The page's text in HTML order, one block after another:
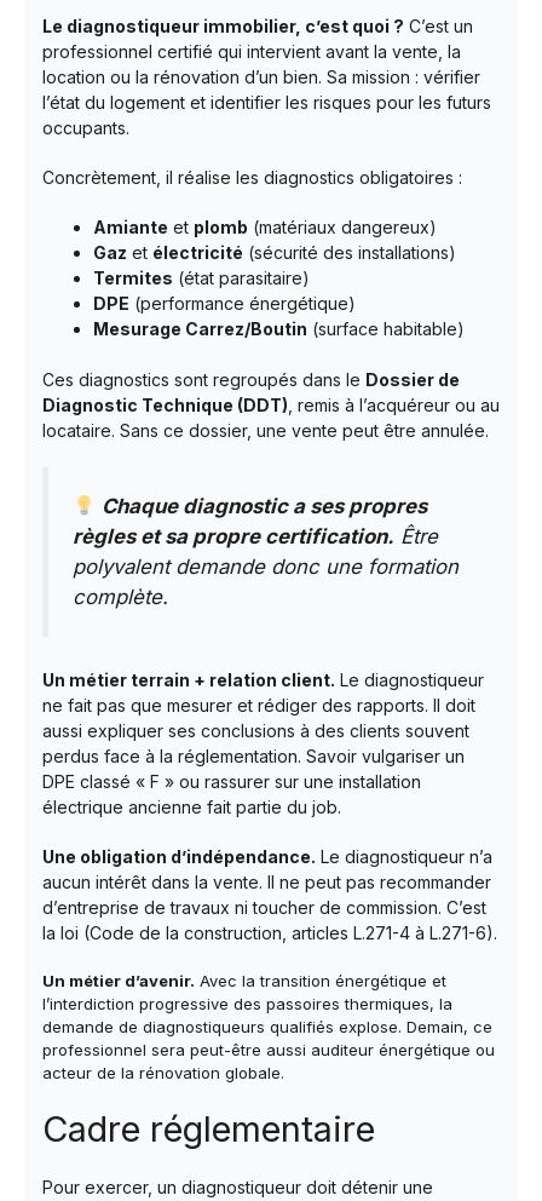
Le diagnostiqueur immobilier, c’est quoi ? C’est un
professionnel certifié qui intervient avant la vente, la
location ou la rénovation d’un bien. Sa mission : vérifier
l’état du logement et identifier les risques pour les futurs
occupants.
Concrètement, il réalise les diagnostics obligatoires :
Amiante et plomb (matériaux dangereux)
Gaz et électricité (sécurité des installations)
Termites (état parasitaire)
DPE (performance énergétique)
Mesurage Carrez/Boutin (surface habitable)
Ces diagnostics sont regroupés dans le Dossier de
Diagnostic Technique (DDT) , remis à l’acquéreur ou au
locataire. Sans ce dossier, une vente peut être annulée.
Chaque diagnostic a ses propres
règles et sa propre certification. Être
polyvalent demande donc une formation
complète.
Un métier terrain + relation client. Le diagnostiqueur
ne fait pas que mesurer et rédiger des rapports. Il doit
aussi expliquer ses conclusions à des clients souvent
perdus face à la réglementation. Savoir vulgariser un
DPE classé « F » ou rassurer sur une installation
électrique ancienne fait partie du job.
Une obligation d’indépendance. Le diagnostiqueur n’a
aucun intérêt dans la vente. Il ne peut pas recommander
d’entreprise de travaux ni toucher de commission. C’est
la loi (Code de la construction, articles L.271-4 à L.271-6).
Un métier d’avenir. Avec la transition énergétique et
l’interdiction progressive des passoires thermiques, la
demande de diagnostiqueurs qualifiés explose. Demain, ce
professionnel sera peut-être aussi auditeur énergétique ou
acteur de la rénovation globale.
Cadre réglementaire
Pour exercer, un diagnostiqueur doit détenir une